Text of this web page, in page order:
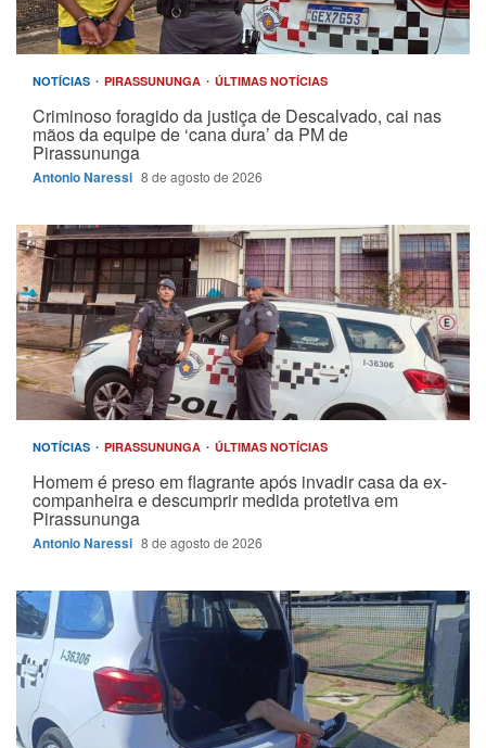
NOTÍCIAS PIRASSUNUNGA ÚLTIMAS NOTÍCIAS
Criminoso foragido da justiça de Descalvado, cai nas
mãos da equipe de ‘cana dura’ da PM de
Pirassununga
Antonio Naressi 8 de agosto de 2026
NOTÍCIAS PIRASSUNUNGA ÚLTIMAS NOTÍCIAS
Homem é preso em flagrante após invadir casa da ex-
companheira e descumprir medida protetiva em
Pirassununga
Antonio Naressi 8 de agosto de 2026